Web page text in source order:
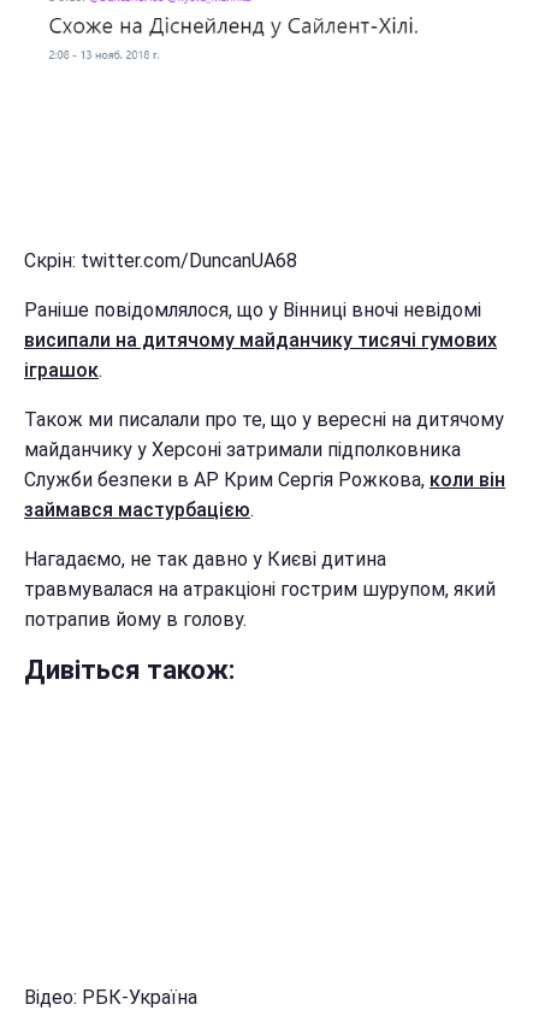
Скрін: twitter.com/DuncanUA68
Раніше повідомлялося, що у Вінниці вночі невідомі
висипали на дитячому майданчику тисячі гумових
іграшок.
Також ми писалали про те, що у вересні на дитячому
майданчику у Херсоні затримали підполковника
Служби безпеки в АР Крим Сергія Рожкова, коли він
займався мастурбацією.
Нагадаємо, не так давно у Києві дитина
травмувалася на атракціоні гострим шурупом, який
потрапив йому в голову.
Дивіться також:
Відео: РБК-Україна